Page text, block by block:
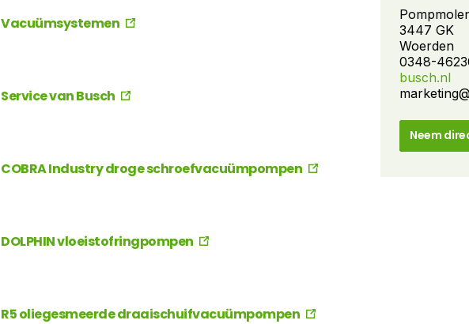
Vacuümsystemen
Service van Busch
COBRA Industry droge schroefvacuümpompen
DOLPHIN vloeistofringpompen
R5 oliegesmeerde draaischuifvacuümpompen
Vandaag
op alle
meer dan
landen.
3447 GK
Woerden
0348-
busch.nl
Neem